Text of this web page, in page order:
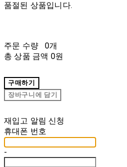
품절된 상품입니다.
주문 수량
0개
총 상품 금액 0원
구매하기
장바구니에 담기
재입고 알림 신청
휴대폰 번호
-